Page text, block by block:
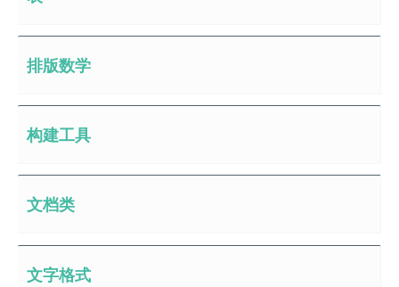
排版数学
构建工具
文档类
文字格式